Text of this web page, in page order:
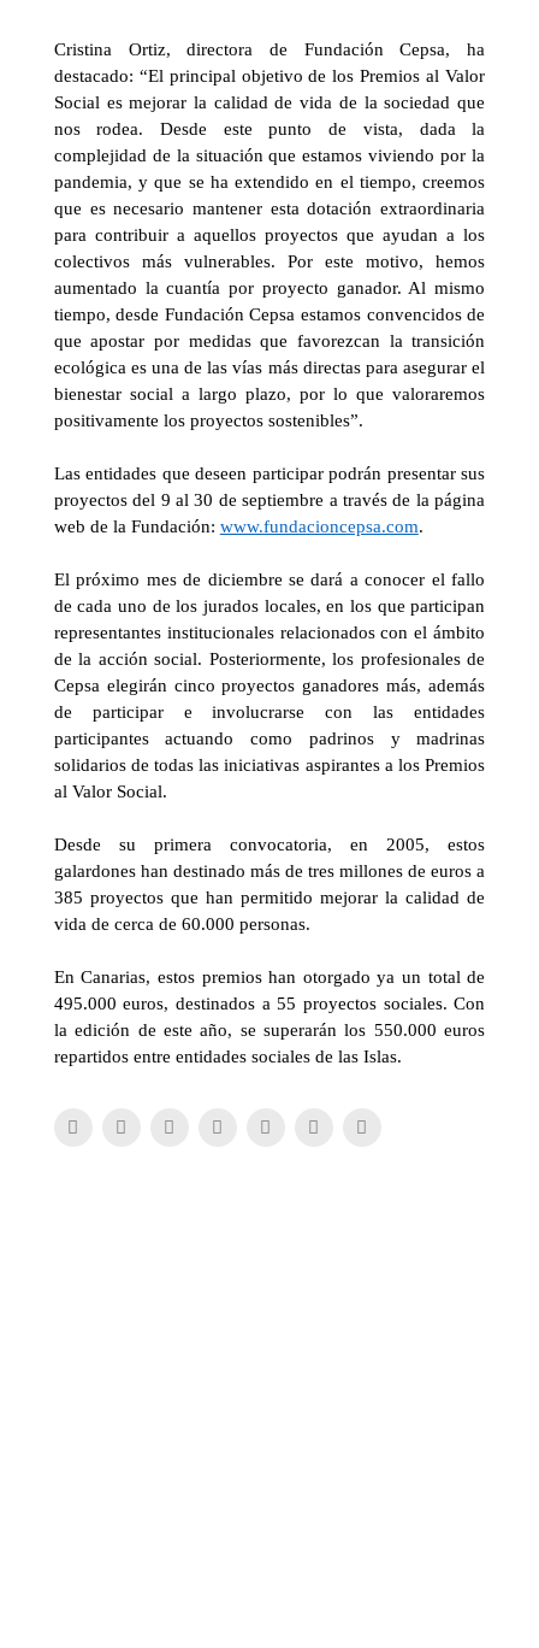
Cristina Ortiz, directora de Fundación Cepsa, ha
destacado: “El principal objetivo de los Premios al Valor
Social es mejorar la calidad de vida de la sociedad que
nos rodea. Desde este punto de vista, dada la
complejidad de la situación que estamos viviendo por la
pandemia, y que se ha extendido en el tiempo, creemos
que es necesario mantener esta dotación extraordinaria
para contribuir a aquellos proyectos que ayudan a los
colectivos más vulnerables. Por este motivo, hemos
aumentado la cuantía por proyecto ganador. Al mismo
tiempo, desde Fundación Cepsa estamos convencidos de
que apostar por medidas que favorezcan la transición
ecológica es una de las vías más directas para asegurar el
bienestar social a largo plazo, por lo que valoraremos
positivamente los proyectos sostenibles”.
Las entidades que deseen participar podrán presentar sus
proyectos del 9 al 30 de septiembre a través de la página
web de la Fundación: www.fundacioncepsa.com.
El próximo mes de diciembre se dará a conocer el fallo
de cada uno de los jurados locales, en los que participan
representantes institucionales relacionados con el ámbito
de la acción social. Posteriormente, los profesionales de
Cepsa elegirán cinco proyectos ganadores más, además
de participar e involucrarse con las entidades
participantes actuando como padrinos y madrinas
solidarios de todas las iniciativas aspirantes a los Premios
al Valor Social.
Desde su primera convocatoria, en 2005, estos
galardones han destinado más de tres millones de euros a
385 proyectos que han permitido mejorar la calidad de
vida de cerca de 60.000 personas.
En Canarias, estos premios han otorgado ya un total de
495.000 euros, destinados a 55 proyectos sociales. Con
la edición de este año, se superarán los 550.000 euros
repartidos entre entidades sociales de las Islas.